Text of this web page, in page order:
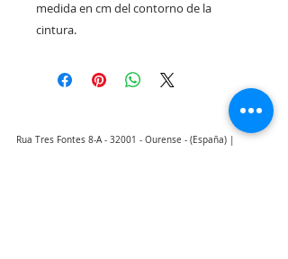
medida en cm del contorno de la
cintura.
Rua Tres Fontes 8-A - 32001 - Ourense - (España) |